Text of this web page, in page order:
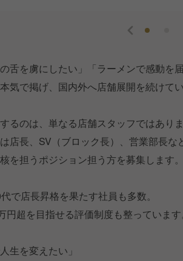
の舌を虜にしたい」「ラーメンで感動を
気で掲げ、国内外へ店舗展開を続けてい
るのは、単なる店舗スタッフではありま
店長、SV（ブロック長）、営業部長など
を担うポジション担う方を募集します。
で店長昇格を果たす社員も多数。
円超を目指せる評価制度も整っています
生を変えたい」